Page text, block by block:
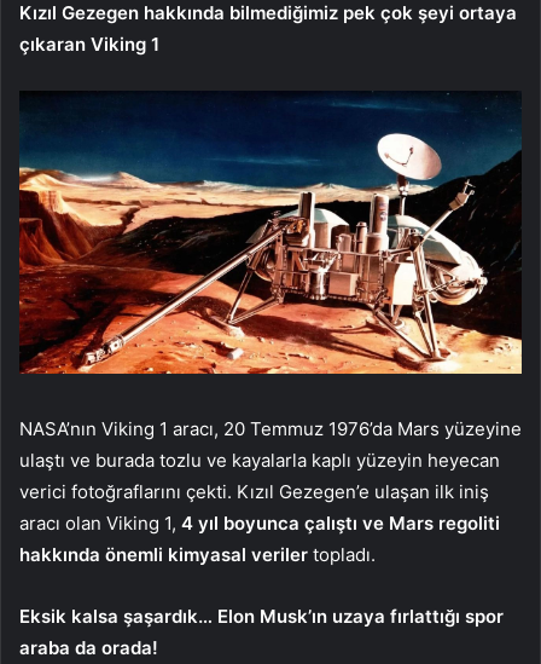
Kızıl Gezegen hakkında bilmediğimiz pek çok şeyi ortaya
çıkaran Viking 1
NASA’nın Viking 1 aracı, 20 Temmuz 1976’da Mars yüzeyine
ulaştı ve burada tozlu ve kayalarla kaplı yüzeyin heyecan
verici fotoğraflarını çekti. Kızıl Gezegen’e ulaşan ilk iniş
aracı olan Viking 1, 4 yıl boyunca çalıştı ve Mars regoliti
hakkında önemli kimyasal veriler topladı.
Eksik kalsa şaşardık… Elon Musk’ın uzaya fırlattığı spor
araba da orada!